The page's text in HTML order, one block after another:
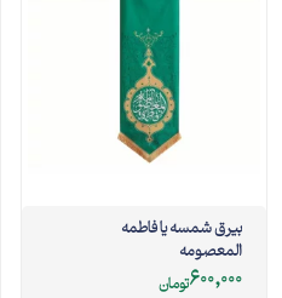
بیرق شمسه یا فاطمه
المعصومه
600,000تومان